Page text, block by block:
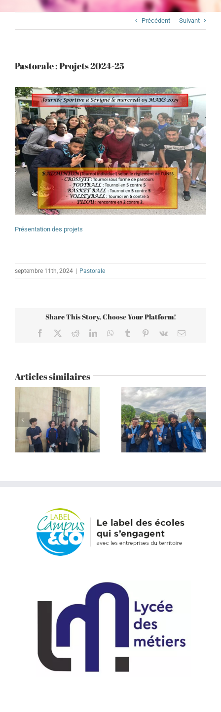
Précédent Suivant
Pastorale : Projets 2024-25
Présentation des projets
septembre 11th, 2024 Pastorale
Share This Story, Choose Your Platform!
Facebook RedditLinkedInWhatsApp
Tumblr Pinterest
Vk Email
Articles similaires
Lourdes 2026 – Une
expérience
incroyable et
extraordinaire
Rencontre avec
Frère Luc de Taizé –
Tout quitter